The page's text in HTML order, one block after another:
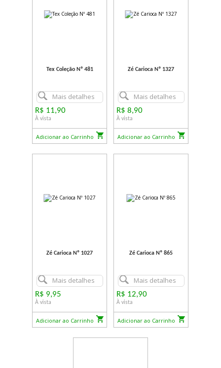
Tex Coleção Nº 481
Mais detalhes
R$ 11,90
À vista
Adicionar ao Carrinho
Zé Carioca Nº 1327
Mais detalhes
R$ 8,90
À vista
Adicionar ao Carrinho
Zé Carioca Nº 1027
Mais detalhes
R$ 9,95
À vista
Adicionar ao Carrinho
Zé Carioca Nº 865
Mais detalhes
R$ 12,90
À vista
Adicionar ao Carrinho